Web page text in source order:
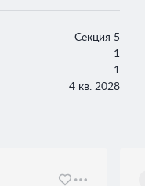
Секция 5
1
1
4 кв. 2028